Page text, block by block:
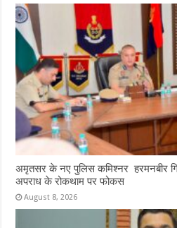
अमृतसर के नए पुलिस कमिश्नर हरमनबीर
अपराध के रोकथाम पर फोकस
August 8, 2026